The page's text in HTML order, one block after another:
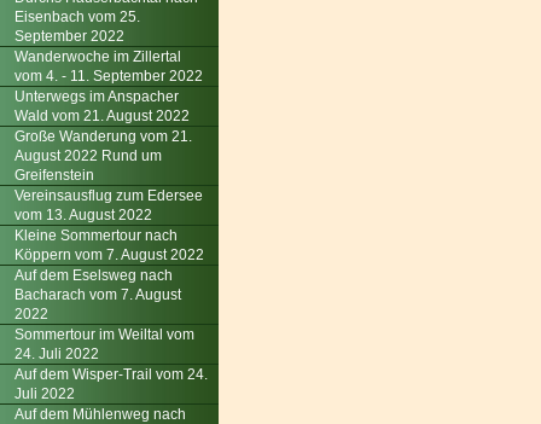
Eisenbach vom 25.
September 2022
Wanderwoche im Zillertal
vom 4. - 11. September 2022
Unterwegs im Anspacher
Wald vom 21. August 2022
Große Wanderung vom 21.
August 2022 Rund um
Greifenstein
Vereinsausflug zum Edersee
vom 13. August 2022
Kleine Sommertour nach
Köppern vom 7. August 2022
Auf dem Eselsweg nach
Bacharach vom 7. August
2022
Sommertour im Weiltal vom
24. Juli 2022
Auf dem Wisper-Trail vom 24.
Juli 2022
Auf dem Mühlenweg nach